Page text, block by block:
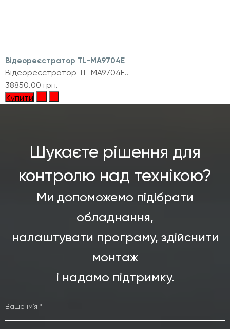
Відеореєстратор TL-MA9704E
Відеореєстратор TL-MA9704E..
38850.00 грн.
Купити
Шукаєте рішення для
контролю над технікою?
Ми допоможемо підібрати
обладнання,
налаштувати програму, здійснити
монтаж
і надамо підтримку.